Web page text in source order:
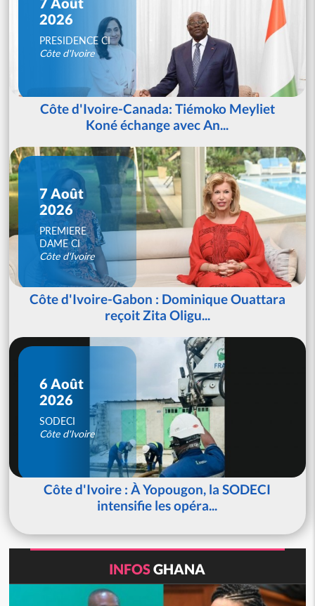
2026
PRESIDENCE CI
Côte d'Ivoire
Côte d'Ivoire-Canada: Tiémoko Meyliet
Koné échange avec An...
7 Août
2026
PREMIERE
DAME CI
Côte d'Ivoire
Côte d'Ivoire-Gabon : Dominique Ouattara
reçoit Zita Oligu...
6 Août
2026
SODECI
Côte d'Ivoire
Côte d'Ivoire : À Yopougon, la SODECI
intensifie les opéra...
INFOSGHANA